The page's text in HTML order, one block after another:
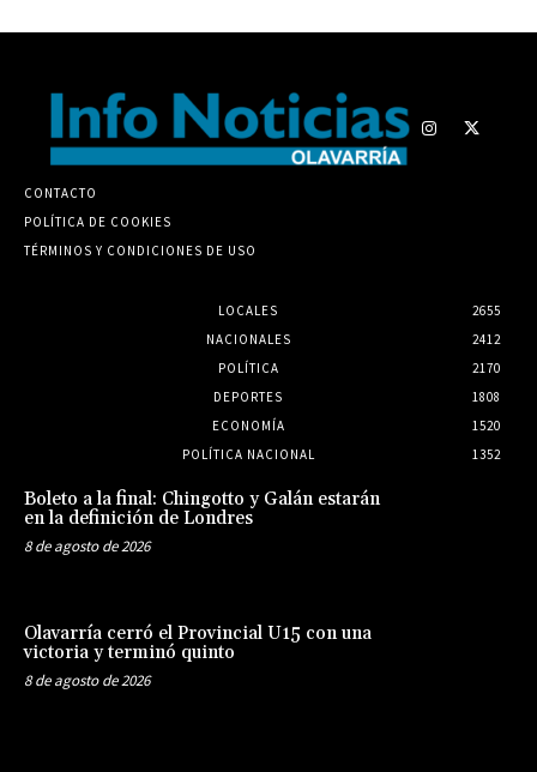
CONTACTO
POLÍTICA DE COOKIES
TÉRMINOS Y CONDICIONES DE USO
LOCALES
2655
NACIONALES
2412
POLÍTICA
2170
DEPORTES
1808
ECONOMÍA
1520
POLÍTICA NACIONAL
1352
Boleto a la final: Chingotto y Galán estarán
en la definición de Londres
8 de agosto de 2026
Olavarría cerró el Provincial U15 con una
victoria y terminó quinto
8 de agosto de 2026